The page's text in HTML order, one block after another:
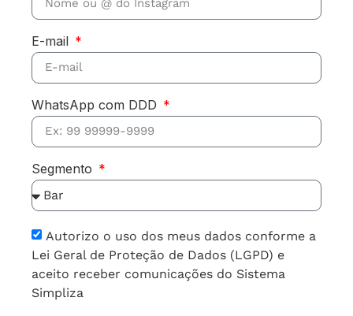
E-mail
WhatsApp com DDD
Segmento
Autorizo o uso dos meus dados conforme a
Lei Geral de Proteção de Dados (LGPD) e
aceito receber comunicações do Sistema
Simpliza